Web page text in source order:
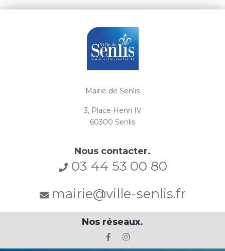
Mairie de Senlis
3, Place Henri IV
60300 Senlis
Nous contacter.
03 44 53 00 80
mairie@ville-senlis.fr
Nos réseaux.